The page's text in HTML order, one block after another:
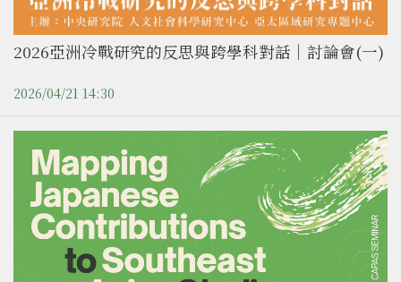
2026亞洲冷戰研究的反思與跨學科對話｜討論會(一)
2026/04/21 14:30